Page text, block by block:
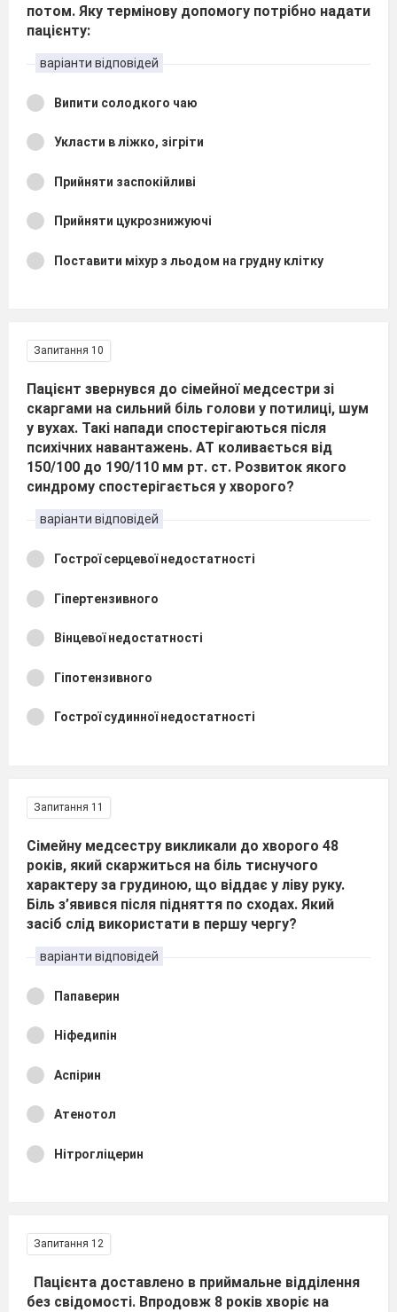
потом. Яку термінову допомогу потрібно надати
пацієнту:
варіанти відповідей
Випити солодкого чаю
Укласти в ліжко, зігріти
Прийняти заспокійливі
Прийняти цукрознижуючі
Поставити міхур з льодом на грудну клітку
Запитання 10
Пацієнт звернувся до сімейної медсестри зі
скаргами на сильний біль голови у потилиці, шум
у вухах. Такі напади спостерігаються після
психічних навантажень. АТ коливається від
150/100 до 190/110 мм рт. ст. Розвиток якого
синдрому спостерігається у хворого?
варіанти відповідей
Гострої серцевої недостатності
Гіпертензивного
Вінцевої недостатності
Гіпотензивного
Гострої судинної недостатності
Запитання 11
Сімейну медсестру викликали до хворого 48
років, який скаржиться на біль тиснучого
характеру за грудиною, що віддає у ліву руку.
Біль з’явився після підняття по сходах. Який
засіб слід використати в першу чергу?
варіанти відповідей
Папаверин
Ніфедипін
Аспірин
Атенотол
Нітрогліцерин
Запитання 12
Пацієнта доставлено в приймальне відділення
без свідомості. Впродовж 8 років хворіє на